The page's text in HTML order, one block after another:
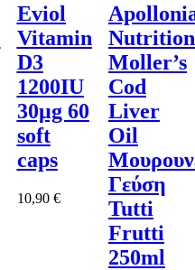
Eviol
Vitamin
D3
1200IU
30μg 60
soft
caps
10,90 €
Nutrition
Moller’s
Cod
Liver
Oil
Γεύση
Tutti
Frutti
250ml